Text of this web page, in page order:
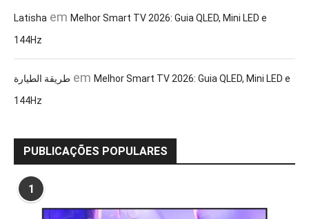
Latisha em Melhor Smart TV 2026: Guia QLED, Mini LED e
144Hz
طريقة الطيارة em Melhor Smart TV 2026: Guia QLED, Mini LED e
144Hz
PUBLICAÇÕES POPULARES
1